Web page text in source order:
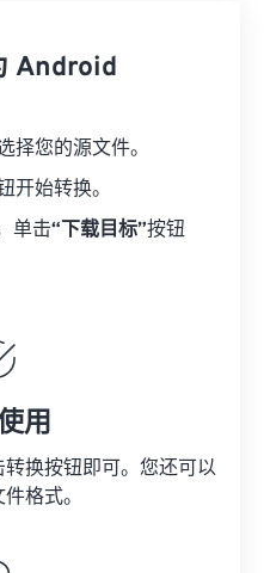
Android
择您的源文件。
开始转换。
单击“下载目标”按钮
用
换按钮即可。您还可以
格式。